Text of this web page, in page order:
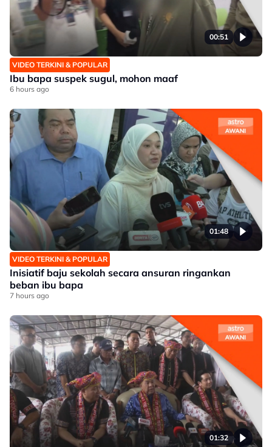
00:51
VIDEO TERKINI & POPULAR
Ibu bapa suspek sugul, mohon maaf
6 hours ago
01:48
VIDEO TERKINI & POPULAR
Inisiatif baju sekolah secara ansuran ringankan
beban ibu bapa
7 hours ago
01:32